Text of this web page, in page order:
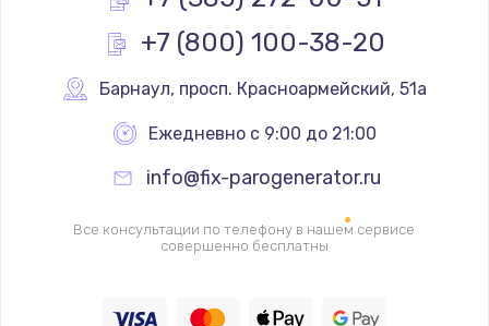
Замена реле
Замена термопредохранителя
700 руб.
Заказать
2500 руб.
+7 (800) 100-38-20
Барнаул, просп. Красноармейский, 51а
Ежедневно с 9:00 до 21:00
info@fix-parogenerator.ru
Все консультации по телефону в нашем сервисе
совершенно бесплатны